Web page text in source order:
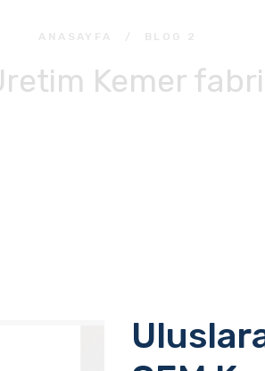
ANASAYFA / BLOG 2
Kemer